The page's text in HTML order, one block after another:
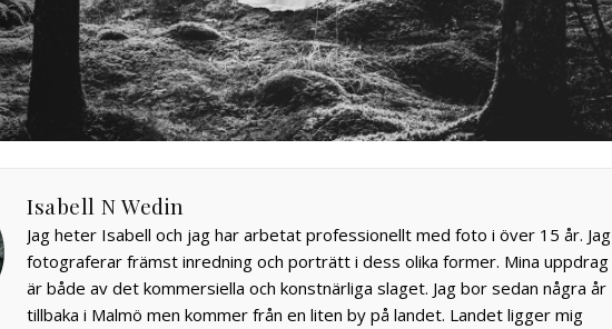
Isabell N Wedin
Jag heter Isabell och jag har arbetat professionellt med foto i över 15 år. Jag
fotograferar främst inredning och porträtt i dess olika former. Mina uppdrag
är både av det kommersiella och konstnärliga slaget. Jag bor sedan några år
tillbaka i Malmö men kommer från en liten by på landet. Landet ligger mig